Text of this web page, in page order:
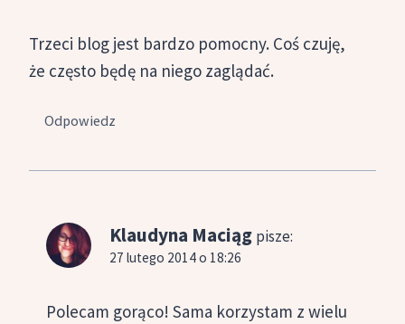
Trzeci blog jest bardzo pomocny. Coś czuję,
że często będę na niego zaglądać.
Odpowiedz
Klaudyna Maciąg pisze:
27 lutego 2014 o 18:26
Polecam gorąco! Sama korzystam z wielu